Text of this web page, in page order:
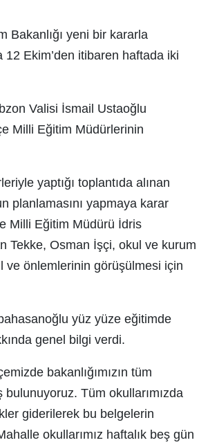
Bakanlığı yeni bir kararla
12 Ekim’den itibaren haftada iki
Valisi İsmail Ustaoğlu
Milli Eğitim Müdürlerinin
yaptığı toplantıda alınan
planlamasını yapmaya karar
Milli Eğitim Müdürü İdris
Tekke, Osman İşçi, okul ve kurum
ve önlemlerinin görüşülmesi için
yüz yüze eğitimde
genel bilgi verdi.
bakanlığımızın tüm
Tüm okullarımızda
giderilerek bu belgelerin
okullarımız haftalık beş gün